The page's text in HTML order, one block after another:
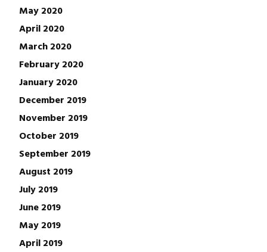
May 2020
April 2020
March 2020
February 2020
January 2020
December 2019
November 2019
October 2019
September 2019
August 2019
July 2019
June 2019
May 2019
April 2019